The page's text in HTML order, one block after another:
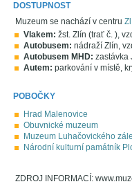
DOSTUPNOST
Muzeum se nachází v centru
Vlakem: žst. Zlín (trať č. ),
Autobusem: nádraží Zlín,
Autobusem MHD: zastávka
Autem: parkování v místě,
POBOČKY
Hrad Malenovice
Obuvnické muzeum
Muzeum Luhačovického
Národní kulturní památník
ZDROJ INFORMACÍ: